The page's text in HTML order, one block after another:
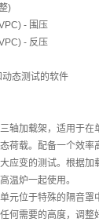
)
- 围压
- 反压
态测试的软件
轴加载架，适用于
荷载。配备一个效
应变的测试。根据加
温炉一起使用。
元位于特殊的隔音
何需要的高度，调